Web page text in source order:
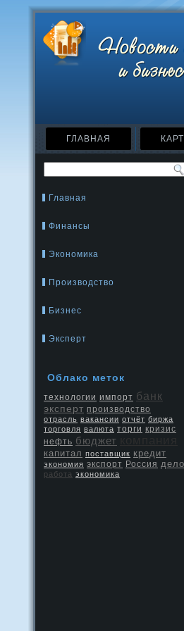
ГЛАВНАЯ
Главная
Финансы
Экономика
Производство
Бизнес
Эксперт
Облако метοк
технологии импорт банк
эксперт производство
отрасль вакансии отчёт биржа
торговля валюта торги кризис
нефть бюджет
капитал поставщик кредит
экономия экспорт Россия дело
работа экономика